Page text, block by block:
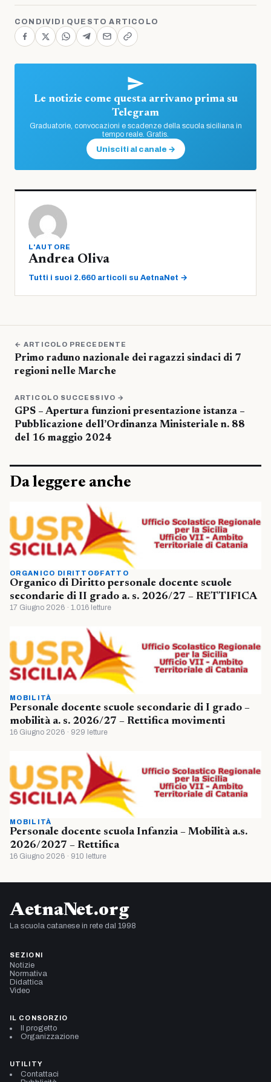
CONDIVIDI QUESTO ARTICOLO
Le notizie come questa arrivano prima su
Telegram
Graduatorie, convocazioni e scadenze della scuola siciliana in
tempo reale. Gratis.
Unisciti al canale →
L'AUTORE
Andrea Oliva
Tutti i suoi 2.660 articoli su AetnaNet →
← ARTICOLO PRECEDENTE
Primo raduno nazionale dei ragazzi sindaci di 7
regioni nelle Marche
ARTICOLO SUCCESSIVO →
GPS – Apertura funzioni presentazione istanza –
Pubblicazione dell’Ordinanza Ministeriale n. 88
del 16 maggio 2024
Da leggere anche
ORGANICO DIRITTO&FATTO
Organico di Diritto personale docente scuole
secondarie di II grado a. s. 2026/27 – RETTIFICA
17 Giugno 2026 · 1.016 letture
MOBILITÀ
Personale docente scuole secondarie di I grado –
mobilità a. s. 2026/27 – Rettifica movimenti
16 Giugno 2026 · 929 letture
MOBILITÀ
Personale docente scuola Infanzia – Mobilità a.s.
2026/2027 – Rettifica
16 Giugno 2026 · 910 letture
AetnaNet.org
La scuola catanese in rete dal 1998
SEZIONI
Notizie
Normativa
Didattica
Video
IL CONSORZIO
Il progetto
Organizzazione
UTILITY
Contattaci